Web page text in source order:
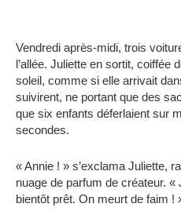
Vendredi après-midi, trois
l’allée. Juliette en sortit, coiffée
soleil, comme si elle arrivait
suivirent, ne portant que des
que six enfants déferlaient sur
secondes.
« Annie ! » s’exclama Juliette,
nuage de parfum de créateur. «
bientôt prêt. On meurt de faim !